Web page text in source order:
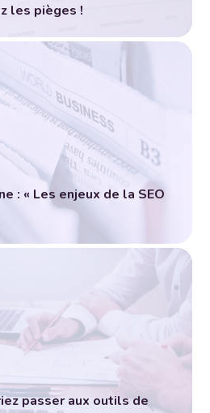
les pièges !
: « Les enjeux de la SEO
passer aux outils de